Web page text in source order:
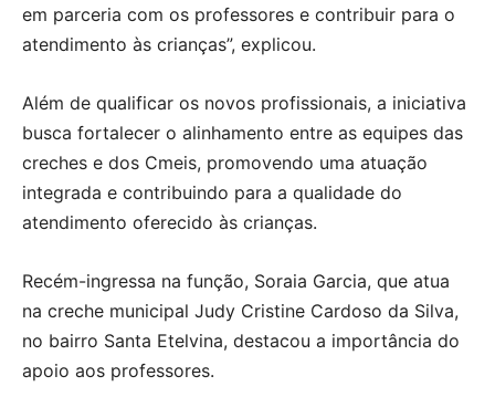
em parceria com os professores e contribuir para o
atendimento às crianças”, explicou.
Além de qualificar os novos profissionais, a iniciativa
busca fortalecer o alinhamento entre as equipes das
creches e dos Cmeis, promovendo uma atuação
integrada e contribuindo para a qualidade do
atendimento oferecido às crianças.
Recém-ingressa na função, Soraia Garcia, que atua
na creche municipal Judy Cristine Cardoso da Silva,
no bairro Santa Etelvina, destacou a importância do
apoio aos professores.